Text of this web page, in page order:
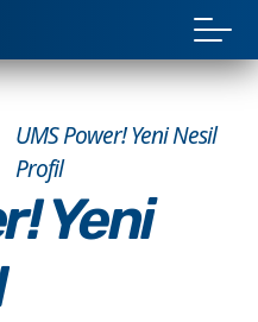
UMS Power! Yeni Nesil
Profil
Yeni